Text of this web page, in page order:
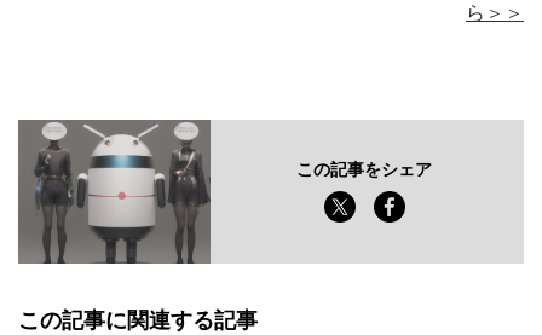
ら＞＞
この記事をシェア
この記事に関連する記事